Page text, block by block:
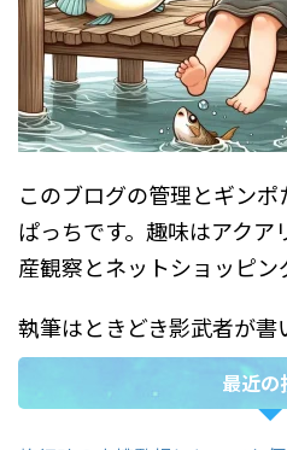
このブログの管理とギン
ぱっちです。趣味はアク
産観察とネットショッピン
執筆はときどき影武者が
最近の